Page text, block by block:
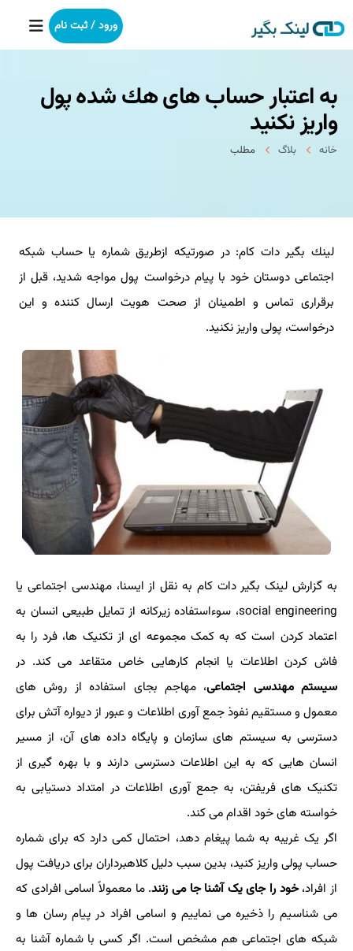
خانه
بکلینک
خدمات ما
درباره ما
آموزش
ورود / ثبت نام
به اعتبار حساب های هك شده پول
واریز نكنید
خانه بلاگ مطلب
لینك بگیر دات كام: در صورتیكه ازطریق شماره یا حساب شبكه
اجتماعی دوستان خود با پیام درخواست پول مواجه شدید، قبل از
برقراری تماس و اطمینان از صحت هویت ارسال كننده و این
درخواست، پولی واریز نكنید.
به گزارش لینک بگیر دات کام به نقل از ایسنا، مهندسی اجتماعی یا
social engineering، سوءاستفاده زیرکانه از تمایل طبیعی انسان به
اعتماد کردن است که به کمک مجموعه ای از تکنیک ها، فرد را به
فاش کردن اطلاعات یا انجام کارهایی خاص متقاعد می کند. در
سیستم مهندسی اجتماعی، مهاجم بجای استفاده از روش های
معمول و مستقیم نفوذ جمع آوری اطلاعات و عبور از دیواره آتش برای
دسترسی به سیستم های سازمان و پایگاه داده های آن، از مسیر
انسان هایی که به این اطلاعات دسترسی دارند و با بهره گیری از
تکنیک های فریفتن، به جمع آوری اطلاعات در امتداد دستیابی به
خواسته های خود اقدام می کند.
اگر یک غریبه به شما پیغام دهد، احتمال کمی دارد که برای شماره
حساب پولی واریز کنید، بدین سبب دلیل کلاهبرداران برای دریافت پول
از افراد،خود را جای یک آشنا جا می زنند. ما معمولاً اسامی افرادی که
می شناسیم را ذخیره می نماییم و اسامی افراد در پیام رسان ها و
شبکه های اجتماعی هم مشخص است. اگر کسی با شماره آشنا به